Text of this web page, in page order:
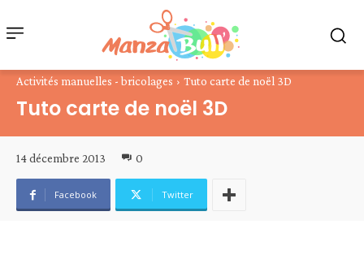
Activités manuelles - bricolages Tuto carte de noël 3D
Tuto carte de noël 3D
14 décembre 2013 0
Facebook Twitter